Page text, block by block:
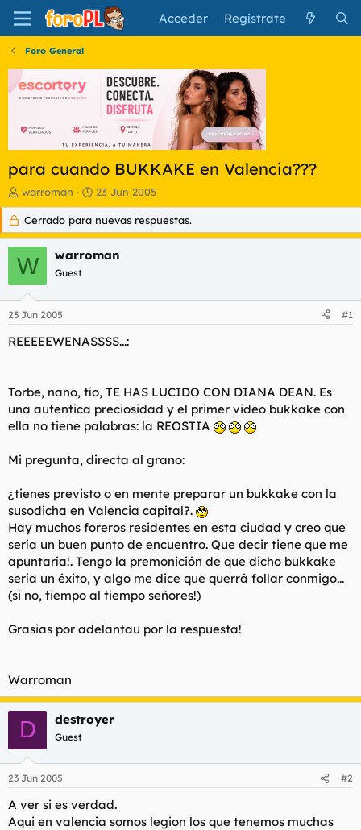
Acceder Regístrate
Foro General
para cuando BUKKAKE en Valencia???
I
n
c
i
a
d
o
d
e
m
a
warroman
F
e
c
h
d
i
c
23 Jun 2005
Cerrado para nuevas respuestas.
W warroman
Guest
23 Jun 2005 #1
REEEEEWENASSSS...:
Torbe, nano, tío, TE HAS LUCIDO CON DIANA DEAN. Es
una autentica preciosidad y el primer video bukkake con
ella no tiene palabras: la REOSTIA
Mi pregunta, directa al grano:
¿tienes previsto o en mente preparar un bukkake con la
susodicha en Valencia capital?.
Hay muchos foreros residentes en esta ciudad y creo que
sería un buen punto de encuentro. Que decir tiene que me
apuntaría!. Tengo la premonición de que dicho bukkake
sería un éxito, y algo me dice que querrá follar conmigo...
(si no, tiempo al tiempo señores!)
Grasias por adelantau por la respuesta!
Warroman
D destroyer
Guest
23 Jun 2005 #2
A ver si es verdad.
Aqui en valencia somos legion los que tenemos muchas